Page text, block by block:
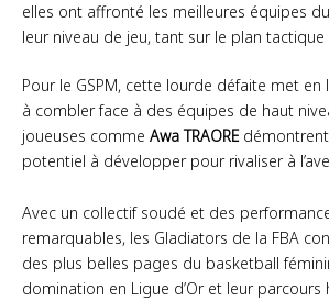
elles ont affronté les meilleures équipes
leur niveau de jeu, tant sur le plan
Pour le GSPM, cette lourde défaite met en
à combler face à des équipes de haut
joueuses comme Awa TRAOREdémontrent
potentiel à développer pour rivaliser à
Avec un collectif soudé et des
remarquables, les Gladiators de la FBA
des plus belles pages du basketball
domination en Ligue d’Or et leur parcours